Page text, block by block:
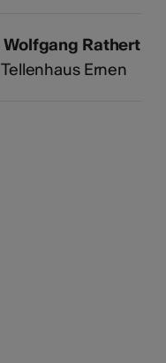
Rathert
Ernen